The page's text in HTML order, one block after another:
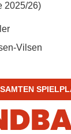
2025/26)
Vilsen